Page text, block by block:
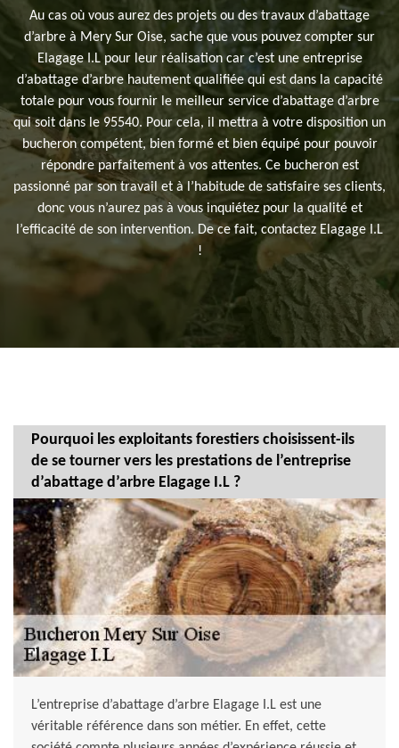
Au cas où vous aurez des projets ou des travaux d’abattage
d’arbre à Mery Sur Oise, sache que vous pouvez compter sur
Elagage I.L pour leur réalisation car c’est une entreprise
d’abattage d’arbre hautement qualifiée qui est dans la capacité
totale pour vous fournir le meilleur service d’abattage d’arbre
qui soit dans le 95540. Pour cela, il mettra à votre disposition un
bucheron compétent, bien formé et bien équipé pour pouvoir
répondre parfaitement à vos attentes. Ce bucheron est
passionné par son travail et à l’habitude de satisfaire ses clients,
donc vous n’aurez pas à vous inquiétez pour la qualité et
l’efficacité de son intervention. De ce fait, contactez Elagage I.L
!
Pourquoi les exploitants forestiers choisissent-ils
de se tourner vers les prestations de l’entreprise
d’abattage d’arbre Elagage I.L ?
L’entreprise d’abattage d’arbre Elagage I.L est une
véritable référence dans son métier. En effet, cette